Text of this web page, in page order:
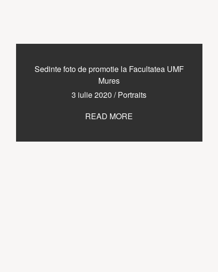
Sedinte foto de promotie la Facultatea UMF
Mures
3 iulie 2020 /Portraits
READ MORE